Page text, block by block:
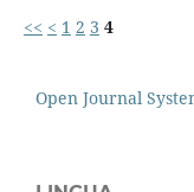
<< < 1 2 3 4
Open Journal